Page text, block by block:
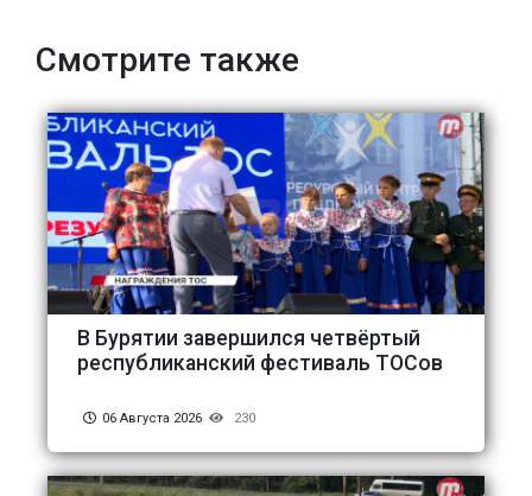
Смотрите также
В Бурятии завершился четвёртый
республиканский фестиваль ТОСов
06 Августа 2026 230